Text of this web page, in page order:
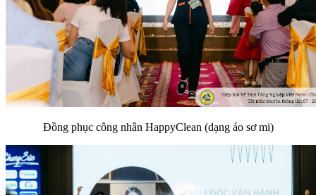
Đồng phục công nhân HappyClean (dạng áo sơ mi)